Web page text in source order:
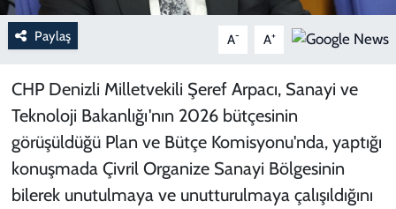
Paylaş A- A+
CHP Denizli Milletvekili Şeref Arpacı, Sanayi ve
Teknoloji Bakanlığı'nın 2026 bütçesinin
görüşüldüğü Plan ve Bütçe Komisyonu'nda, yaptığı
konuşmada Çivril Organize Sanayi Bölgesinin
bilerek unutulmaya ve unutturulmaya çalışıldığını